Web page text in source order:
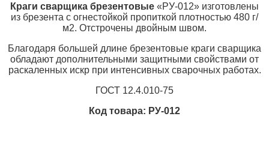
Краги сварщика брезентовые «РУ-012» изготовлены
из брезента с огнестойкой пропиткой плотностью 480 г/
м2. Отстрочены двойным швом.
Благодаря большей длине брезентовые краги сварщика
обладают дополнительными защитными свойствами от
раскаленных искр при интенсивных сварочных работах.
ГОСТ 12.4.010-75
Код товара: РУ-012